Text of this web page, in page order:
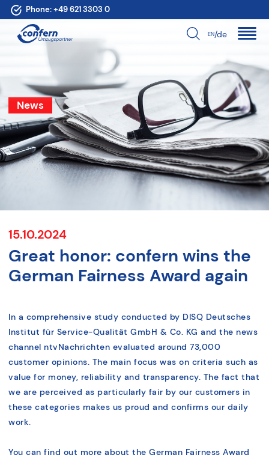
Phone:+49 621 3303 0
EN/de
News
15.10.2024
Great honor: confern wins the
German Fairness Award again
In a comprehensive study conducted by DISQ Deutsches
Institut für Service-Qualität GmbH & Co. KG and the news
channel ntvNachrichten evaluated around 73,000
customer opinions. The main focus was on criteria such as
value for money, reliability and transparency. The fact that
we are perceived as particularly fair by our customers in
these categories makes us proud and confirms our daily
work.
You can find out more about the German Fairness Award